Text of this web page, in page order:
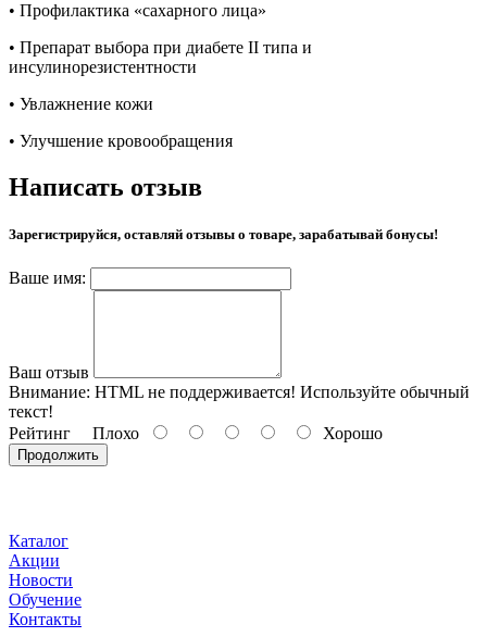
• Профилактика «сахарного лица»
• Препарат выбора при диабете II типа и
инсулинорезистентности
• Увлажнение кожи
• Улучшение кровообращения
Написать отзыв
Зарегистрируйся, оставляй отзывы о товаре, зарабатывай бонусы!
Ваше имя:
Ваш отзыв
Внимание: HTML не поддерживается! Используйте обычный
текст!
Рейтинг Плохо Хорошо
Продолжить
Каталог
Акции
Новости
Обучение
Контакты